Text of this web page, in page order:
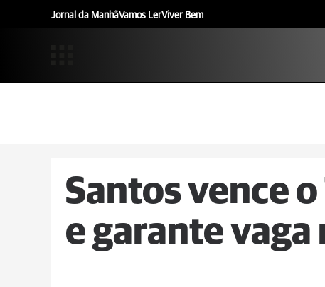
Jornal da ManhãVamos LerViver Bem
Santos vence
e garante vaga